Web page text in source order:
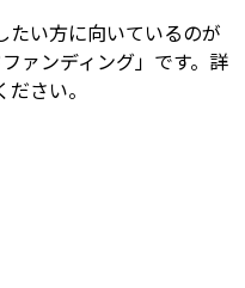
たい方に向いているのが
ァンディング」です。詳
さい。